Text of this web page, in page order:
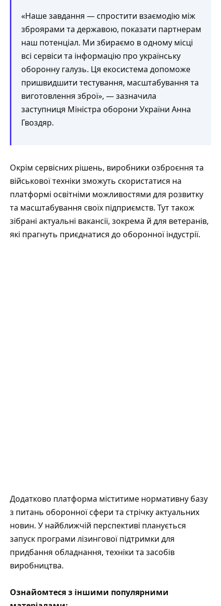
«Наше завдання — спростити взаємодію між
зброярами та державою, показати партнерам
наш потенціал. Ми збираємо в одному місці
всі сервіси та інформацію про українську
оборонну галузь. Ця екосистема допоможе
пришвидшити тестування, масштабування та
виготовлення зброї», — зазначила
заступниця Міністра оборони України Анна
Гвоздяр.
Окрім сервісних рішень, виробники озброєння та
військової техніки зможуть скористатися на
платформі освітніми можливостями для розвитку
та масштабування своїх підприємств. Тут також
зібрані актуальні вакансії, зокрема й для ветеранів,
які прагнуть приєднатися до оборонної індустрії.
Додатково платформа міститиме нормативну базу
з питань оборонної сфери та стрічку актуальних
новин. У найближчій перспективі планується
запуск програми лізингової підтримки для
придбання обладнання, техніки та засобів
виробництва.
Ознайомтеся з іншими популярними